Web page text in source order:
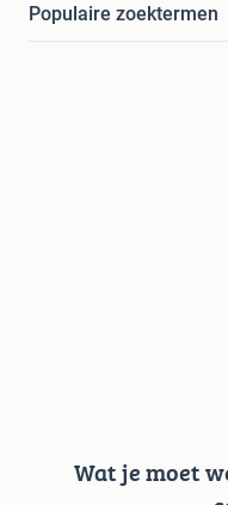
Populaire zoektermen
Wat je moet